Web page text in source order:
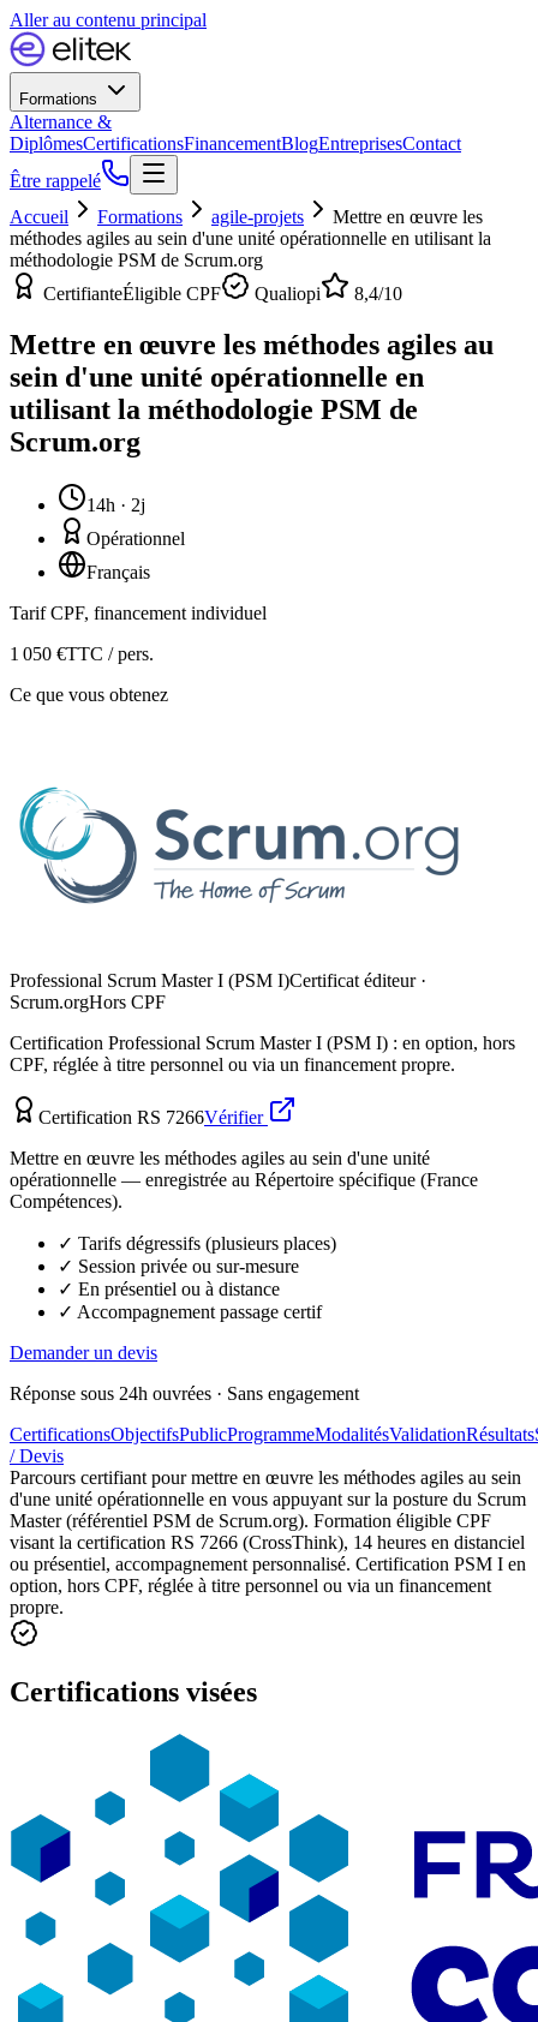
Aller au contenu principal
Formations
Alternance &
DiplômesCertificationsFinancementBlogEntreprisesContact
Être rappelé
Accueil
Formations agile-projets
Mettre en œuvre les
méthodes agiles au sein d'une unité opérationnelle en utilisant la
méthodologie PSM de Scrum.org
CertifianteÉligible CPF Qualiopi 8,4/10
Mettre en œuvre les méthodes agiles au
sein d'une unité opérationnelle en
utilisant la méthodologie PSM de
Scrum.org
14h · 2j
Opérationnel
Français
Tarif CPF, financement individuel
1 050 €TTC / pers.
Ce que vous obtenez
Professional Scrum Master I (PSM I)Certificat éditeur ·
Scrum.orgHors CPF
Certification Professional Scrum Master I (PSM I) : en option, hors
CPF, réglée à titre personnel ou via un financement propre.
Certification RS 7266Vérifier
Mettre en œuvre les méthodes agiles au sein d'une unité
opérationnelle — enregistrée au Répertoire spécifique (France
Compétences).
✓ Tarifs dégressifs (plusieurs places)
✓ Session privée ou sur-mesure
✓ En présentiel ou à distance
✓ Accompagnement passage certif
Demander un devis
Réponse sous 24h ouvrées · Sans engagement
CertificationsObjectifsPublicProgrammeModalitésValidationRésultats
/ Devis
Parcours certifiant pour mettre en œuvre les méthodes agiles au sein
d'une unité opérationnelle en vous appuyant sur la posture du Scrum
Master (référentiel PSM de Scrum.org). Formation éligible CPF
visant la certification RS 7266 (CrossThink), 14 heures en distanciel
ou présentiel, accompagnement personnalisé. Certification PSM I en
option, hors CPF, réglée à titre personnel ou via un financement
propre.
Certifications visées